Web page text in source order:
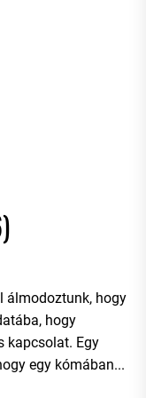
álmodoztunk, hogy
hogy
kapcsolat. Egy
egy kómában...